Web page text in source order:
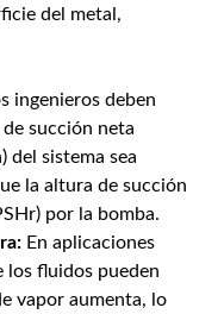
del metal,
ingenieros deben
succión neta
del sistema sea
la altura de succión
por la bomba.
En aplicaciones
los fluidos pueden
vapor aumenta, lo